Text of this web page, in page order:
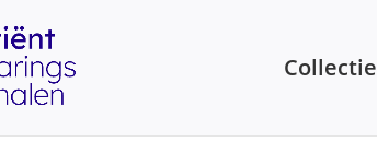
Collectie